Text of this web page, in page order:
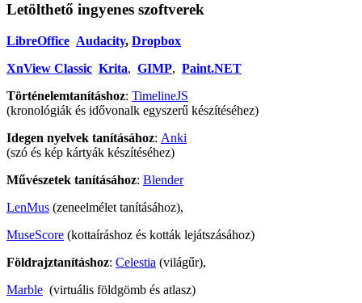
Letölthető ingyenes szoftverek
LibreOffice Audacity, Dropbox
XnView Classic Krita, GIMP, Paint.NET
Történelemtanításhoz: TimelineJS
(kronológiák és idővonalk egyszerű készítéséhez)
Idegen nyelvek tanításához: Anki
(szó és kép kártyák készítéséhez)
Művészetek tanításához: Blender
LenMus (zeneelmélet tanításához),
MuseScore (kottaíráshoz és kották lejátszásához)
Földrajztanításhoz: Celestia (világűr),
Marble (virtuális földgömb és atlasz)